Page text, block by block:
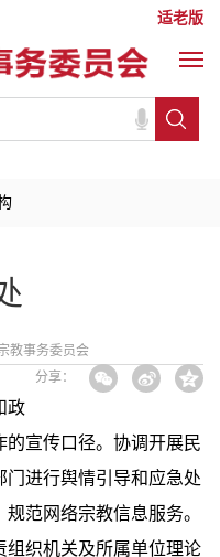
适老版
教事务委员会
分享：
政
宣传口径。协调开展民
进行舆情引导和应急处
范网络宗教信息服务。
组织机关及所属单位理论